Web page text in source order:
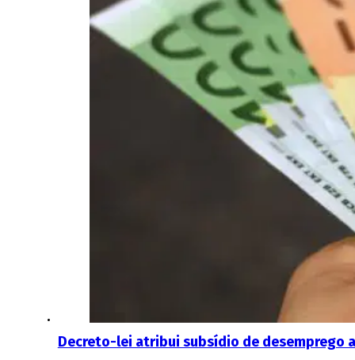
Decreto-lei atribui subsídio de desemprego